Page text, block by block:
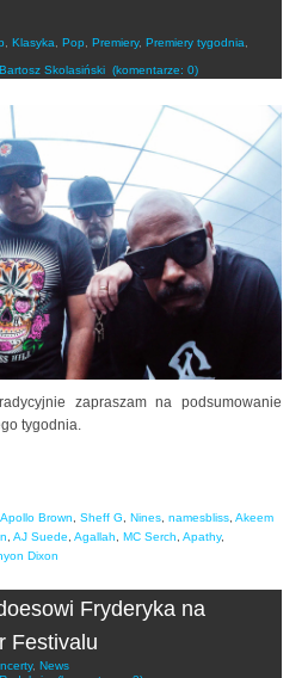
Klasyka Pop Premiery, Premiery tygodnia
Bartosz Skolasiński (komentarze: 0)
zapraszam na podsumowanie
tygodnia.
Apollo Brown Sheff G Nines namesbliss Akeem
AJ Suede Agallah MC Serch Apathy,
Dixon
Fryderyka na
Festivalu
, News